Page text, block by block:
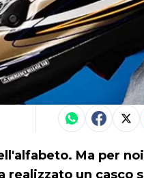
Ma per
realizzato un casco